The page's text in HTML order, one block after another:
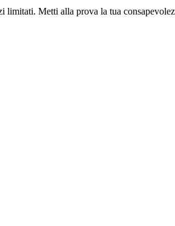
Metti alla prova la tua